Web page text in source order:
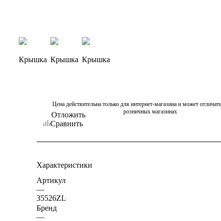
Цена действительна только для интернет-магазина и может
розничных магазинах
Отложить
Сравнить
Характеристики
Артикул
—
35526ZL
Бренд
—